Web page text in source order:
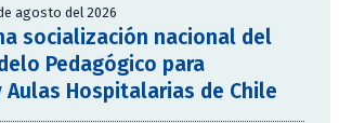
agosto del 2026
socialización nacional del
Pedagógico para
Aulas Hospitalarias de Chile